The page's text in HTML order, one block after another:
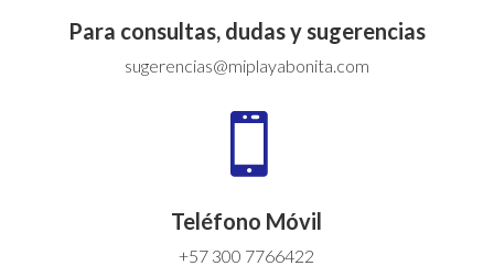
Para consultas, dudas y sugerencias
sugerencias@miplayabonita.com

Teléfono Móvil
+57 300 7766422